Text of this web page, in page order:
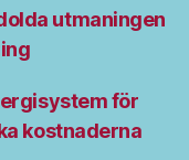
utmaningen
för
kostnaderna